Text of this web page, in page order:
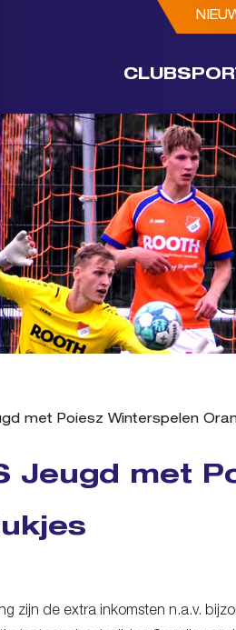
CLUB
met Poiesz Winterspelen
Jeugd met
zijn de extra inkomsten n.a.v.